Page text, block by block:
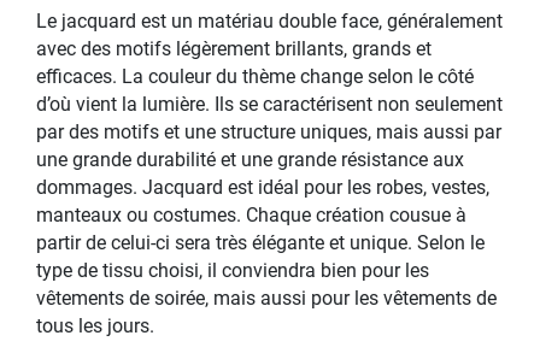
Le jacquard est un matériau double face, généralement
avec des motifs légèrement brillants, grands et
efficaces. La couleur du thème change selon le côté
d’où vient la lumière. Ils se caractérisent non seulement
par des motifs et une structure uniques, mais aussi par
une grande durabilité et une grande résistance aux
dommages. Jacquard est idéal pour les robes, vestes,
manteaux ou costumes. Chaque création cousue à
partir de celui-ci sera très élégante et unique. Selon le
type de tissu choisi, il conviendra bien pour les
vêtements de soirée, mais aussi pour les vêtements de
tous les jours.